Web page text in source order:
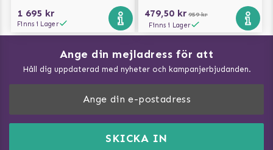
1 695 kr
Finns i Lager
479,50 kr 959 kr
Finns i Lager
Ange din mejladress för att
Håll dig uppdaterad med nyheter och kampanjerbjudanden.
SKICKA IN
DogArtist.se drivs av:
Vad kan hundar äta?
Träna Nose Work hemma
Så gör du promenaden roligare